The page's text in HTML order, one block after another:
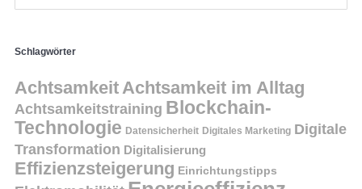
Schlagwörter
Achtsamkeit Achtsamkeit im Alltag
Achtsamkeitstraining Blockchain-
Technologie Datensicherheit Digitales Marketing Digitale
Transformation Digitalisierung
Effizienzsteigerung Einrichtungstipps